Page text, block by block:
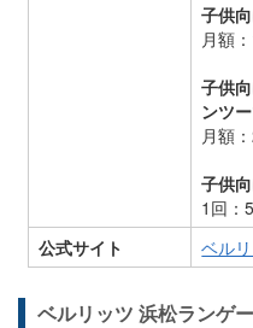
子供
月額
子供
ンツ
月額
子供
1回：
公式サイト
ベル
ベルリッツ 浜松ランゲ